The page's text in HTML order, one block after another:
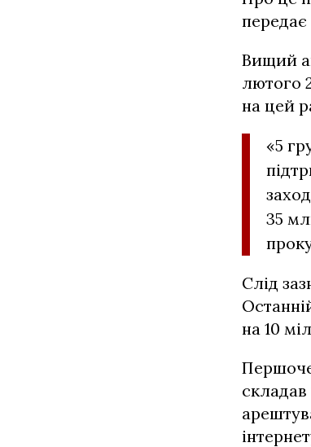
передає
Вищий
лютого
на цей
«5
35
Слід
на 10